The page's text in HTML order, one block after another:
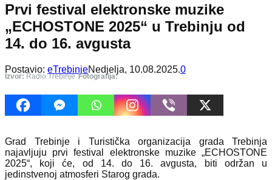
Prvi festival elektronske muzike
„ECHOSTONE 2025“ u Trebinju od
14. do 16. avgusta
Postavio: eTrebinjeNedjelja, 10.08.2025.0
Izvor: Radio Trebinje Fotografija:
Grad Trebinje i Turistička organizacija grada Trebinja
najavljuju prvi festival elektronske muzike „ECHOSTONE
2025“, koji će, od 14. do 16. avgusta, biti održan u
jedinstvenoj atmosferi Starog grada.